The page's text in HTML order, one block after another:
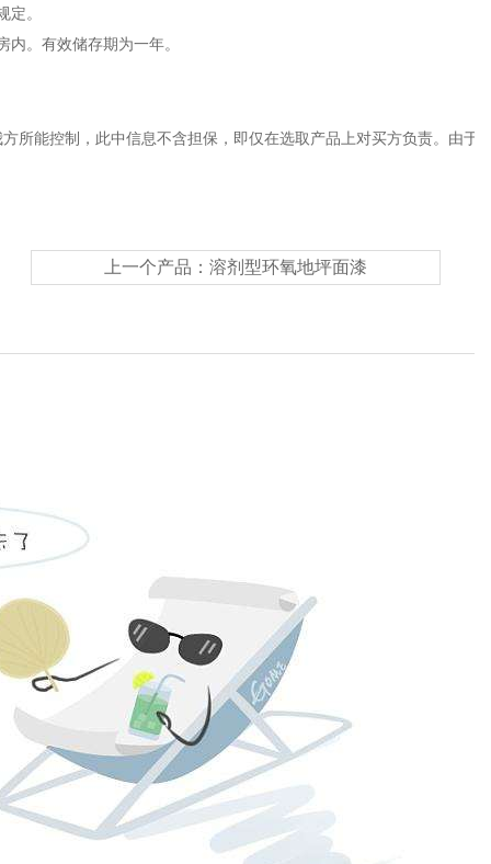
定。
。有效储存期为一年。
所能控制，此中信息不含担保，即仅在选取产品上对买方负责。由于
上一个产品：溶剂型环氧地坪面漆